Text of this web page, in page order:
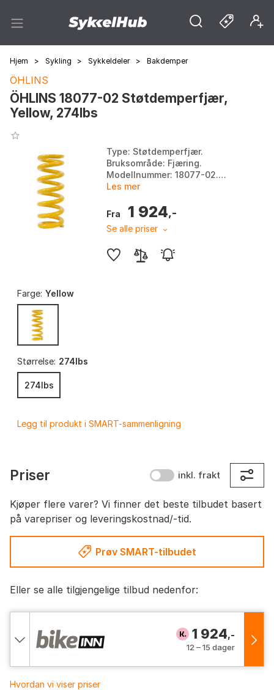
Hjem > Sykling > Sykkeldeler > Bakdemper
ÖHLINS
ÖHLINS 18077-02 Støtdemperfjær,
Yellow, 274lbs
Type: Støtdemperfjær.
Bruksområde: Fjæring.
Modellnummer: 18077-02.
Produsent: Öhlins. Farge:
Les mer
Fra 1 924,-
Se alle priser
Farge: Yellow
Størrelse: 274lbs
274lbs
Legg til produkt i SMART-sammenligning
Priser inkl. frakt
Kjøper flere varer? Vi finner det beste tilbudet basert
på varepriser og leveringskostnad/-tid.
Prøv SMART-tilbudet
Eller se alle tilgjengelige tilbud nedenfor:
1 924,-
12 – 15 dager
Hvordan vi viser priser